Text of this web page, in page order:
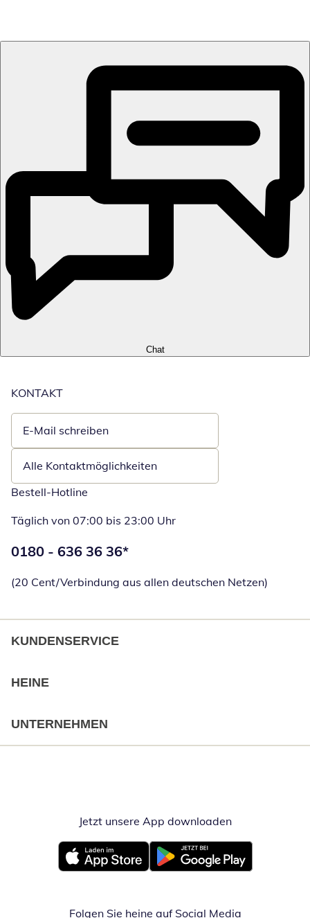
Chat
KONTAKT
E-Mail schreiben
Öffnet E-Mail-Client
Alle Kontaktmöglichkeiten
Bestell-Hotline
Täglich von 07:00 bis 23:00 Uhr
Telefonnummer:
0180 - 636 36 36*
(20 Cent/Verbindung aus allen deutschen Netzen)
KUNDENSERVICE
HEINE
UNTERNEHMEN
Jetzt unsere App downloadenÖffnet in
Öffnet in neuem FensterÖffnet in neuem Fenster
Folgen Sie heine auf Social Media